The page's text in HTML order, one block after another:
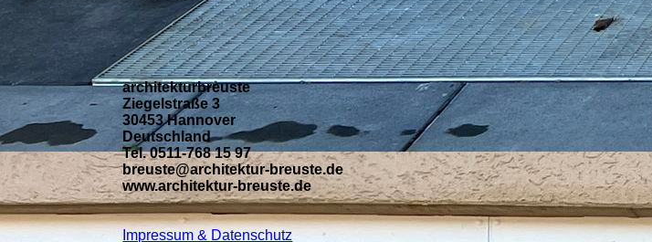
architekturbreuste
Ziegelstraße 3
30453 Hannover
Deutschland
Tel. 0511-768 15 97
breuste@architektur-breuste.de
www.architektur-breuste.de
Impressum & Datenschutz